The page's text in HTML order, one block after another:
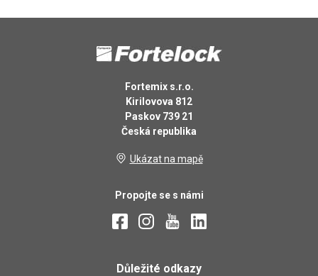
Fortemix s.r.o.
Kirilovova 812
Paskov 739 21
Česká republika
Ukázat na mapě
Propojte se s námi
Důležité odkazy